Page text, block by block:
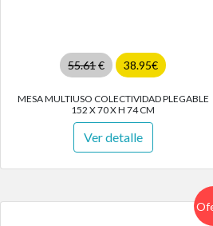
55.61€ 38.95€
MESA MULTIUSO COLECTIVIDAD PLEGABLE
152 X 70 X H 74 CM
Ver detalle